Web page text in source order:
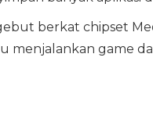
berkat chipset
menjalankan game